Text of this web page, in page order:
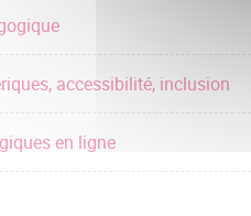
accessibilité, inclusion
en ligne